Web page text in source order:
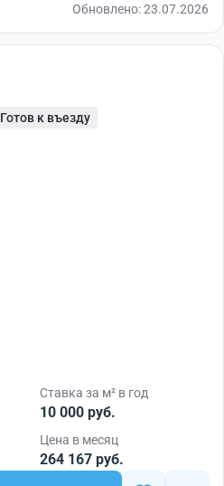
Обновлено: 23.07.2026
Готов к въезду
Ставка за м² в год
10 000 руб.
Цена в месяц
264 167 руб.